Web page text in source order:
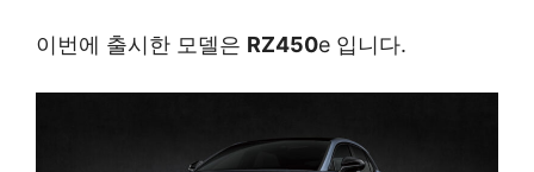
이번에 출시한 모델은 RZ450e 입니다.